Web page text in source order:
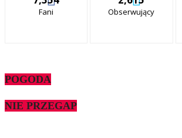
Fani Obserwujący
POGODA
NIE PRZEGAP